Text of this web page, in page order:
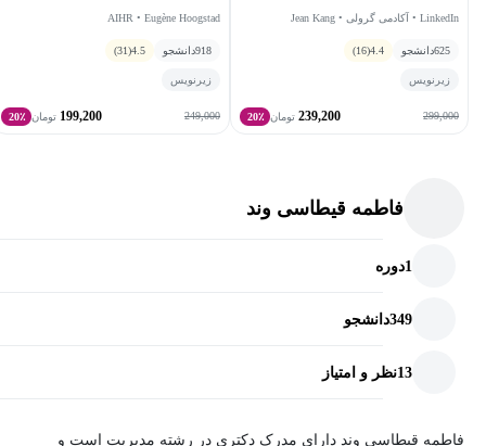
هوش مصنوعی
LinkedIn • آکادمی گرولی • Jean Kang
625دانشجو 4.4
(16)
زیرنویس
299,000
239,200 تومان 20٪
AIHR • Eugène Hoogstad
918دانشجو 4.5
(31)
زیرنویس
249,000
199,200 تومان 20٪
فاطمه قیطاسی وند
1دوره
349دانشجو
13نظر و امتیاز
فاطمه قیطاسی وند دارای مدرک دکتری در رشته مدیریت است و